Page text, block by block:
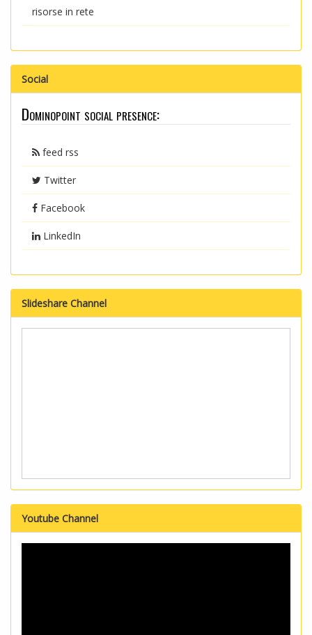
risorse in rete
Social
Dominopoint social presence:
feed rss
Twitter
Facebook
LinkedIn
Slideshare Channel
Youtube Channel